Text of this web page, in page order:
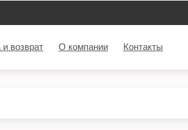
возврат О компании Контакты